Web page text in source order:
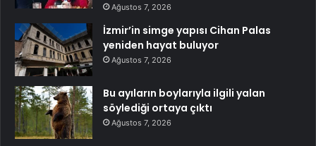
Ağustos 7, 2026
İzmir’in simge yapısı Cihan Palas
yeniden hayat buluyor
Ağustos 7, 2026
Bu ayıların boylarıyla ilgili yalan
söylediği ortaya çıktı
Ağustos 7, 2026